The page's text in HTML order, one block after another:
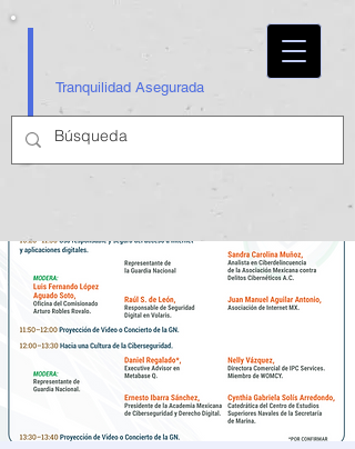
Tranquilidad Asegurada